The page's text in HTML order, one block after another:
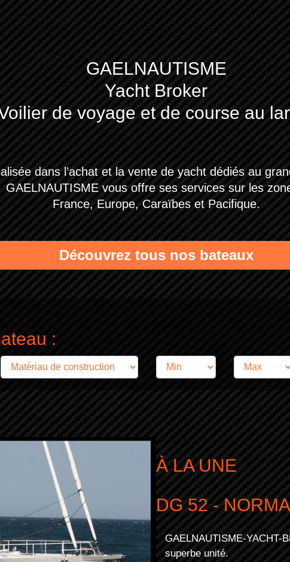
GAELNAUTISME
Yacht Broker
de voyage et de course au
dans l’achat et la vente de yacht dédiés au
GAELNAUTISME vous offre ses services sur les
France, Europe, Caraïbes et Pacifique.
Découvrez tous nos bateaux
:
À LA UNE
DG 52 -
GAELNAUTISME-YACHT-
superbe unité.